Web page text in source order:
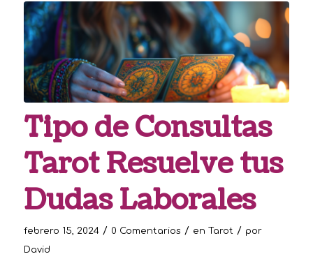
Tipo de Consultas
Tarot Resuelve tus
Dudas Laborales
febrero 15, 2024 / 0 Comentarios / en Tarot / por
David